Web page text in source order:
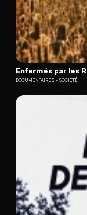
Enfermés par les
DOCUMENTAIRES SOCIÉTÉ